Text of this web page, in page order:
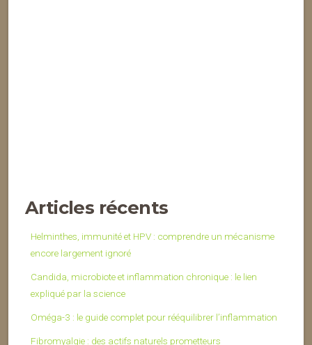
Articles récents
Helminthes, immunité et HPV : comprendre un mécanisme
encore largement ignoré
Candida, microbiote et inflammation chronique : le lien
expliqué par la science
Oméga-3 : le guide complet pour rééquilibrer l’inflammation
Fibromyalgie : des actifs naturels prometteurs